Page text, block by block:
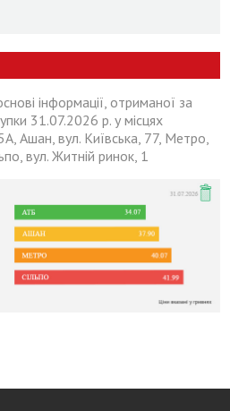
інформації, отриманої за
31.07.2026 р. у місцях
Ашан, вул. Київська, 77, Метро,
вул. Житній ринок, 1